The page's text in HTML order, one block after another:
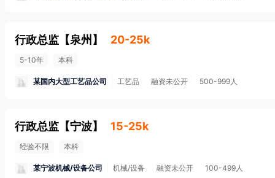
行政总监 【泉州 】 20-25k
5-10年 本科
某国内大型工艺品公司 工艺品 融资未公开 500-999人
行政总监 【宁波】 15-25k
经验不限 本科
某宁波机械/设备公司 机械/设备 融资未公开 100-499人